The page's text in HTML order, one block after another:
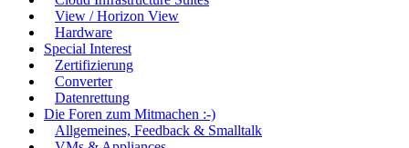
View / Horizon View
Hardware
Special Interest
Zertifizierung
Converter
Datenrettung
Die Foren zum Mitmachen :-)
Allgemeines, Feedback & Smalltalk